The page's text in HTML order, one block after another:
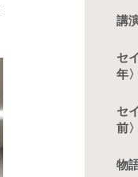
講
セ
年〉
セ
前〉
物